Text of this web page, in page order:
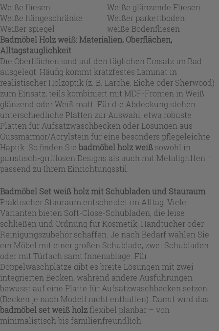
Weiße fliesen
Weiße glänzende Fliesen
Weiße hängeschränke
Weißer parkettboden
Weißer spiegel
weiße Bodenfliesen
Badmöbel Holz weiß: Materialien, Oberflächen,
Alltagstauglichkeit
Die Oberflächen sind auf den täglichen Einsatz im Bad
ausgelegt: Häufig kommt kratzfestes Laminat in
realistischer Holzoptik (z. B. Lärche, Eiche oder Sherwood)
zum Einsatz, teils kombiniert mit MDF-Fronten in Weiß
glänzend oder Weiß matt. Für die Abdeckung stehen
unterschiedliche Platten zur Auswahl, etwa robuste
Platten für Aufsatzwaschbecken oder Lösungen aus
Gussmarmor/Acrylstein für eine besonders pflegeleichte
Haptik. So finden Sie badmöbel holz weiß sowohl in
puristisch-grifflosen Designs als auch mit Metallgriffen –
passend zu Ihrem Einrichtungsstil.
Badmöbel Set weiß holz mit Schubladen und Stauraum
Praktischer Stauraum entscheidet im Alltag: Viele
Varianten bieten Soft-Close-Schubladen, die leise
schließen und Ordnung für Kosmetik, Handtücher oder
Reinigungszubehör schaffen. Je nach Bedarf wählen Sie
ein Möbel mit einer großen Schublade, zwei Schubladen
oder mit Türfach samt Innenablage. Für
Doppelwaschplätze gibt es breite Lösungen mit zwei
integrierten Becken, während andere Ausführungen
bewusst auf eine Platte für Aufsatzwaschbecken setzen
(Becken je nach Modell nicht enthalten). Damit wird das
badmöbel set weiß holz flexibel planbar – von
minimalistisch bis familienfreundlich.